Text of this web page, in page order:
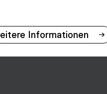
Informationen